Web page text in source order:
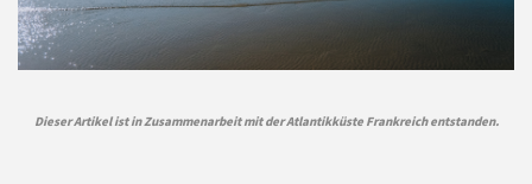
Dieser Artikel ist in Zusammenarbeit mit der Atlantikküste Frankreich entstanden.